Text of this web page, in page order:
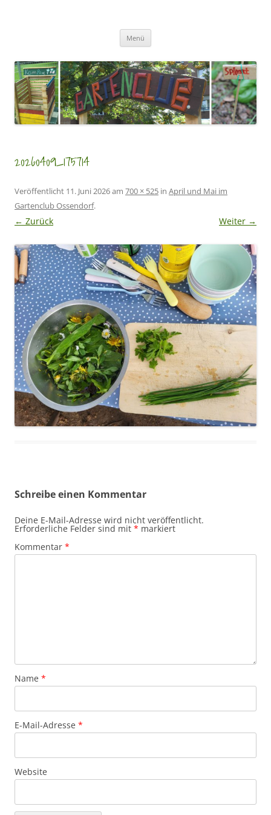
Menü
20260409_175714
Veröffentlicht 11. Juni 2026am 700 × 525 in April und Mai im
Gartenclub Ossendorf.
← Zurück Weiter →
Schreibe einen Kommentar
Deine E-Mail-Adresse wird nicht veröffentlicht.
Erforderliche Felder sind mit * markiert
Kommentar *
Name *
E-Mail-Adresse *
Website